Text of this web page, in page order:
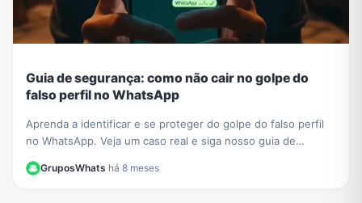
Guia de segurança: como não cair no golpe do
falso perfil no WhatsApp
Aprenda a identificar e se proteger do golpe do falso perfil
no WhatsApp. Veja um caso real e siga nosso guia de
GruposWhats·há 8 meses